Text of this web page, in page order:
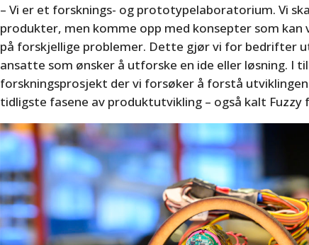
– Vi er et forsknings- og prototypelaboratorium. Vi
produkter, men komme opp med konsepter som kan
på forskjellige problemer. Dette gjør vi for bedrifter
ansatte som ønsker å utforske en ide eller løsning. I
forskningsprosjekt der vi forsøker å forstå utviklingen
tidligste fasene av produktutvikling – også kalt Fuzzy